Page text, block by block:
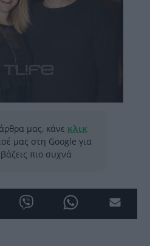
μας, κάνε κλικ
μας στη Google για
πιο συχνά